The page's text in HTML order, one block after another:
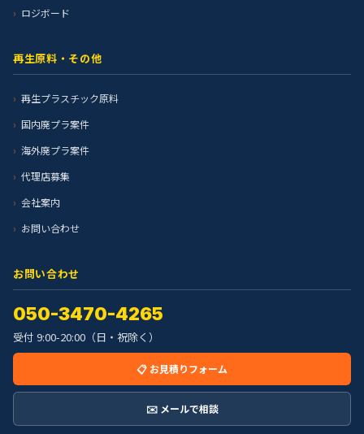
ロジボード
再生原料・その他
再生プラスチック原料
国内廃プラ案件
海外廃プラ案件
代理店募集
会社案内
お問い合わせ
お問い合わせ
050-3470-4265
受付 9:00-20:00（日・祝除く）
📋 お見積りフォーム
✉️ メールで相談